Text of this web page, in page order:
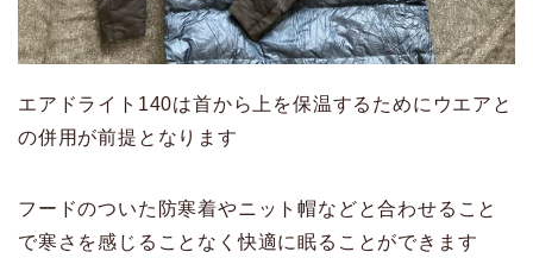
エアドライト140は首から上を保温するためにウエアと
の併用が前提となります
フードのついた防寒着やニット帽などと合わせること
で寒さを感じることなく快適に眠ることができます